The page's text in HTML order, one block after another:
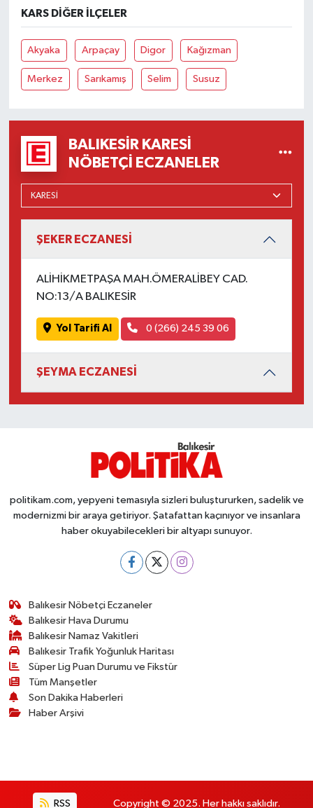
KARS DIĞER İLÇELER
Akyaka Arpaçay Digor Kağızman
Merkez Sarıkamış Selim Susuz
BALIKESIR KARESI
NÖBETÇI ECZANELER
ŞEKER ECZANESİ
ALİHİKMETPAŞA MAH.ÖMERALİBEY CAD.
NO:13/A BALIKESİR
Yol Tarifi Al 0 (266) 245 39 06
ŞEYMA ECZANESİ
politikam.com, yepyeni temasıyla sizleri buluştururken, sadelik ve
modernizmi bir araya getiriyor. Şatafattan kaçınıyor ve insanlara
haber okuyabilecekleri bir altyapı sunuyor.
Balıkesir Nöbetçi Eczaneler
Balıkesir Hava Durumu
Balıkesir Namaz Vakitleri
Balıkesir Trafik Yoğunluk Haritası
Süper Lig Puan Durumu ve Fikstür
Tüm Manşetler
Son Dakika Haberleri
Haber Arşivi
RSS Copyright © 2025. Her hakkı saklıdır.